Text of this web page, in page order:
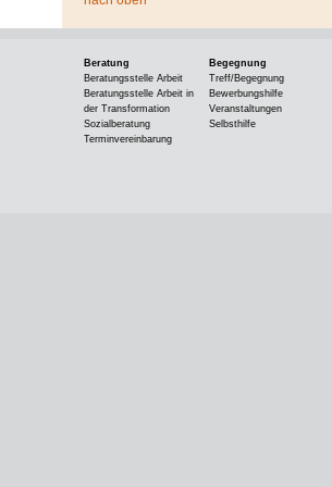
Beratung
Beratungsstelle Arbeit
Beratungsstelle Arbeit in
der Transformation
Sozialberatung
Terminvereinbarung
Begegnung
Treff/Begegnung
Bewerbungshilfe
Veranstaltungen
Selbsthilfe